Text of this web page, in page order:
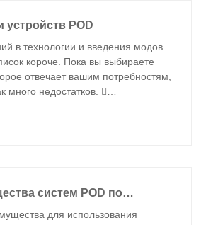
устройств POD
в технологии и введения модов
короче. Пока вы выбираете
отвечает вашим потребностям,
много недостатков. 
используете устройство с
систем POD по
для использования